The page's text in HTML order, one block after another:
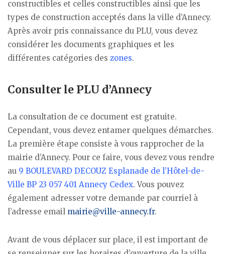
constructibles et celles constructibles ainsi que les
types de construction acceptés dans la ville d’Annecy.
Après avoir pris connaissance du PLU, vous devez
considérer les documents graphiques et les
différentes catégories des zones.
Consulter le PLU d’Annecy
La consultation de ce document est gratuite.
Cependant, vous devez entamer quelques démarches.
La première étape consiste à vous rapprocher de la
mairie d’Annecy. Pour ce faire, vous devez vous rendre
au 9 BOULEVARD DECOUZ Esplanade de l’Hôtel-de-
Ville BP 23 057 401 Annecy Cedex. Vous pouvez
également adresser votre demande par courriel à
l’adresse email mairie@ville-annecy.fr.
Avant de vous déplacer sur place, il est important de